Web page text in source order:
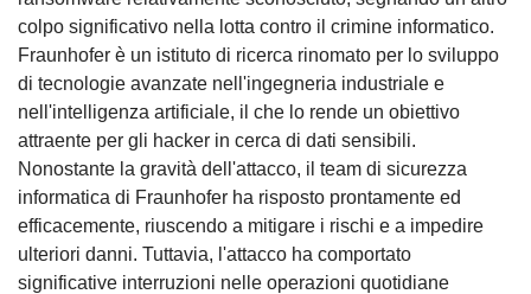
colpo significativo nella lotta contro il crimine informatico.
Fraunhofer è un istituto di ricerca rinomato per lo sviluppo
di tecnologie avanzate nell'ingegneria industriale e
nell'intelligenza artificiale, il che lo rende un obiettivo
attraente per gli hacker in cerca di dati sensibili.
Nonostante la gravità dell'attacco, il team di sicurezza
informatica di Fraunhofer ha risposto prontamente ed
efficacemente, riuscendo a mitigare i rischi e a impedire
ulteriori danni. Tuttavia, l'attacco ha comportato
significative interruzioni nelle operazioni quotidiane